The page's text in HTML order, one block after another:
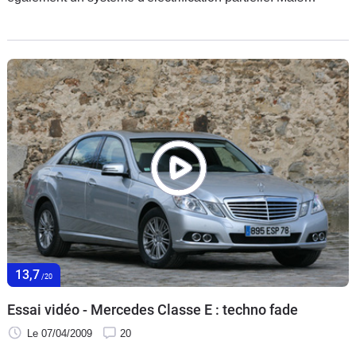
décidé de passer par le Diesel et un système
particulièrement flexible pour lancer son offensive hybride.
La Classe E est la première à en hériter avec cette version
300 BlueTEC Hybrid.
13,7 /20
Essai vidéo - Mercedes Classe E : techno fade
Le 07/04/2009 20